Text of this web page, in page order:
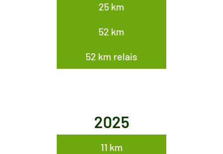
25 km
52 km
52 km relais
2025
11 km